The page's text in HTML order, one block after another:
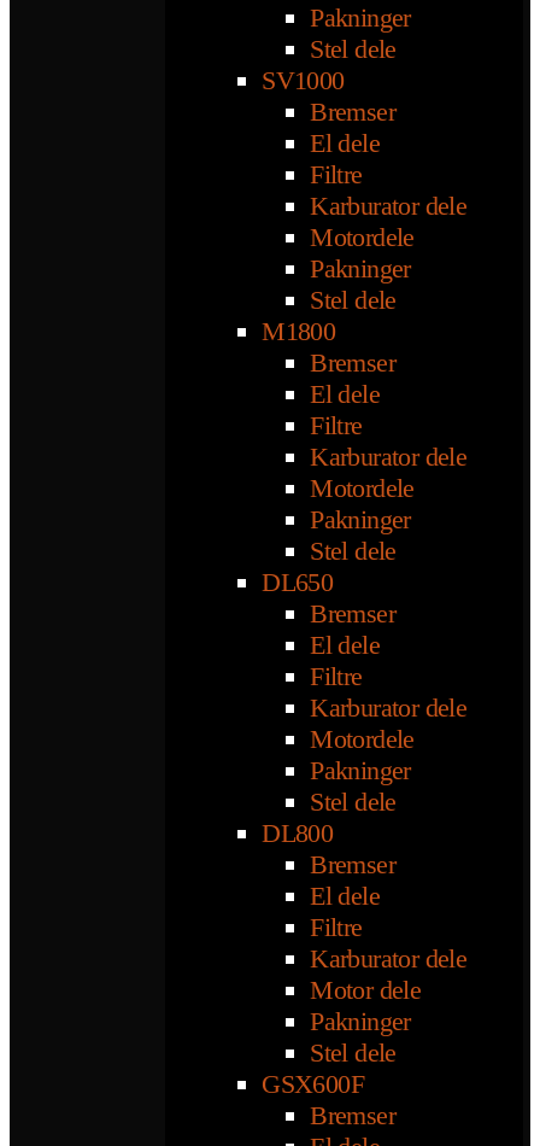
Pakninger
Stel dele
SV1000
Bremser
El dele
Filtre
Karburator dele
Motordele
Pakninger
Stel dele
M1800
Bremser
El dele
Filtre
Karburator dele
Motordele
Pakninger
Stel dele
DL650
Bremser
El dele
Filtre
Karburator dele
Motordele
Pakninger
Stel dele
DL800
Bremser
El dele
Filtre
Karburator dele
Motor dele
Pakninger
Stel dele
GSX600F
Bremser